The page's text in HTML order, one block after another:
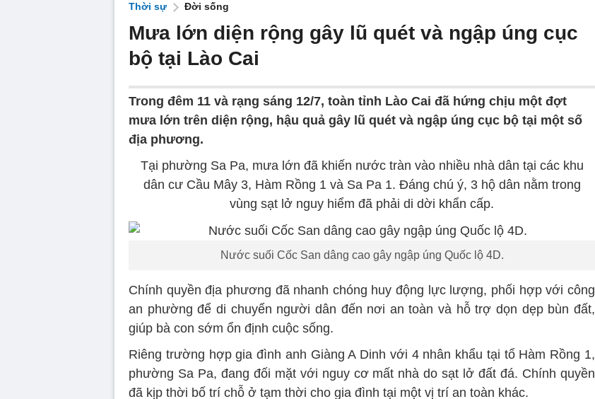
Thời sự Đời sống
Mưa lớn diện rộng gây lũ quét và ngập úng cục
bộ tại Lào Cai
Trong đêm 11 và rạng sáng 12/7, toàn tỉnh Lào Cai đã hứng chịu một đợt
mưa lớn trên diện rộng, hậu quả gây lũ quét và ngập úng cục bộ tại một số
địa phương.
Tại phường Sa Pa, mưa lớn đã khiến nước tràn vào nhiều nhà dân tại các khu
dân cư Cầu Mây 3, Hàm Rồng 1 và Sa Pa 1. Đáng chú ý, 3 hộ dân nằm trong
vùng sạt lở nguy hiểm đã phải di dời khẩn cấp.
Nước suối Cốc San dâng cao gây ngập úng Quốc lộ 4D.
Chính quyền địa phương đã nhanh chóng huy động lực lượng, phối hợp với công
an phường để di chuyển người dân đến nơi an toàn và hỗ trợ dọn dẹp bùn đất,
giúp bà con sớm ổn định cuộc sống.
Riêng trường hợp gia đình anh Giàng A Dinh với 4 nhân khẩu tại tổ Hàm Rồng 1,
phường Sa Pa, đang đối mặt với nguy cơ mất nhà do sạt lở đất đá. Chính quyền
đã kịp thời bố trí chỗ ở tạm thời cho gia đình tại một vị trí an toàn khác.